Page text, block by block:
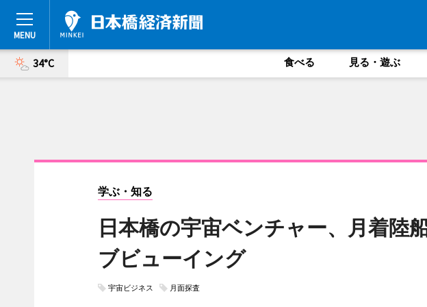
34°C 食べる 見る・遊ぶ
学ぶ・知る
日本橋の宇宙ベンチャー、月着陸
ブビューイング
宇宙ビジネス 月面探査